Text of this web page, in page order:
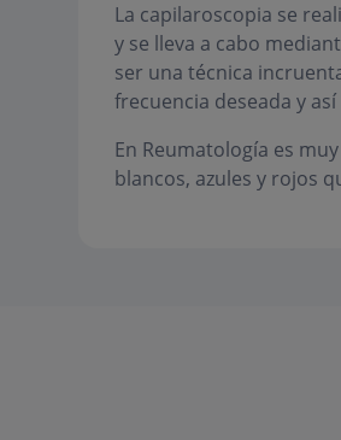
La capilaroscopia se
y se lleva a cabo
ser una técnica
frecuencia deseada y
En Reumatología es
blancos, azules y rojos